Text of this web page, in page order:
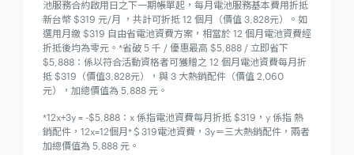
池服務合約啟用日之下一期帳單起，每月電池服務基本費用折抵
新台幣 $319 元/月 ，共計可折抵 12 個月（價值 3,828元）。如
選用月繳 $319 自由省電池資費方案，相當於 12 個月電池資費經
折抵後均為零元。*省破 5 千 / 優惠最高 $5,888 / 立即省下
$5,888：係以符合活動資格者可獲贈之 12 個月電池資費每月折
抵 $319（價值3,828元），與 3 大熱銷配件（價值 2,060
元），加總價值為 5,888 元。
*12x+3y = -$5,888：x 係指電池資費每月折抵 $319，y 係指 熱
銷配件，12x=12個月*＄319電池資費，3y＝三大熱銷配件，兩者
加總價值為 5,888 元。